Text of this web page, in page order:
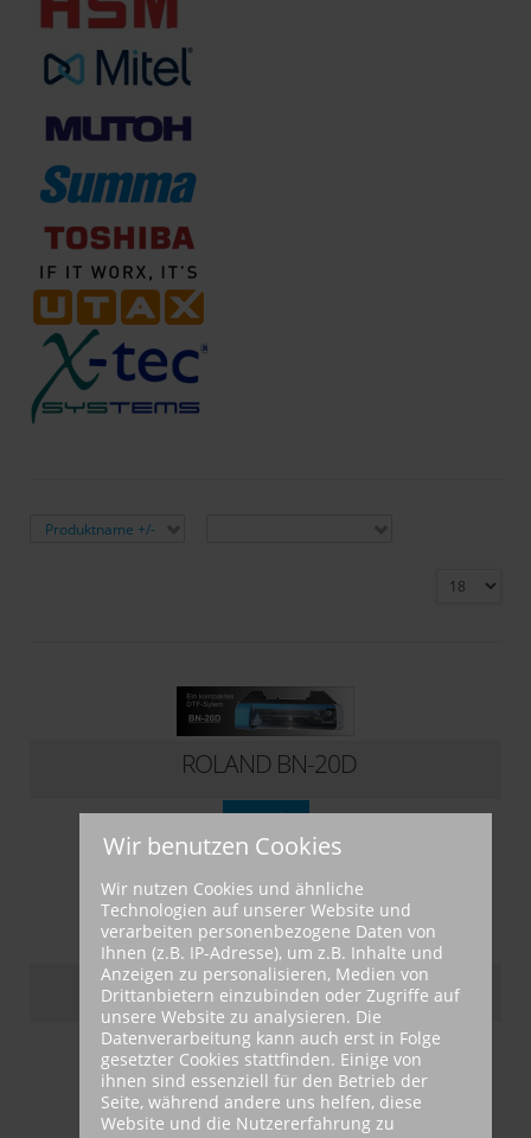
Produktname +/-
ROLAND BN-20D
Details
ROLAND BY-20
Details
Wir benutzen Cookies
Wir nutzen Cookies und ähnliche
Technologien auf unserer Website und
verarbeiten personenbezogene Daten von
Ihnen (z.B. IP-Adresse), um z.B. Inhalte und
Anzeigen zu personalisieren, Medien von
Drittanbietern einzubinden oder Zugriffe auf
unsere Website zu analysieren. Die
Datenverarbeitung kann auch erst in Folge
gesetzter Cookies stattfinden. Einige von
ihnen sind essenziell für den Betrieb der
Seite, während andere uns helfen, diese
Website und die Nutzererfahrung zu